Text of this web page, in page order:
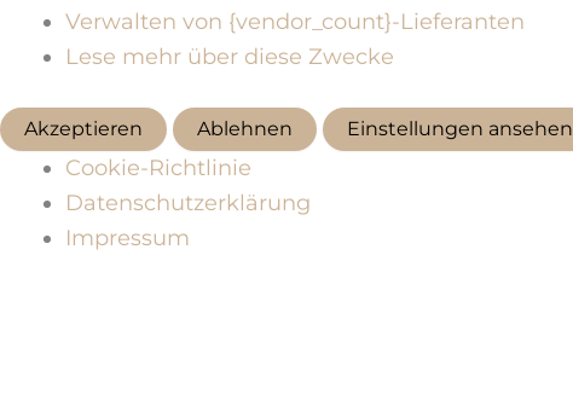
Verwalten von {vendor_count}-Lieferanten
Lese mehr über diese Zwecke
Akzeptieren Ablehnen Einstellungen ansehen
Cookie-Richtlinie
Datenschutzerklärung
Impressum